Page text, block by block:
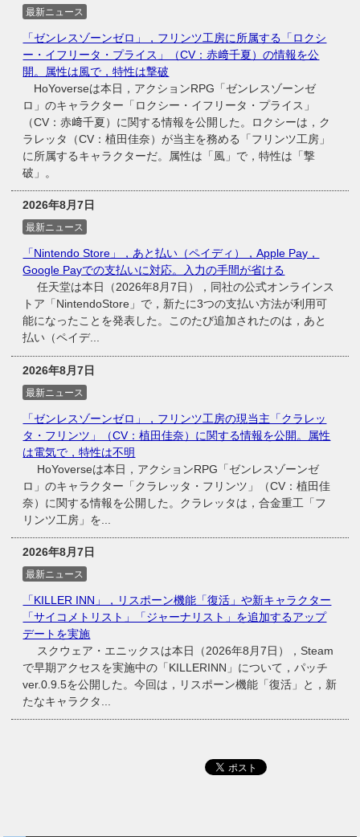
最新ニュース
「ゼンレスゾーンゼロ」，フリンツ工房に所属する「ロクシ
ー・イフリータ・プライス」（CV：赤﨑千夏）の情報を公
開。属性は風で，特性は撃破
HoYoverseは本日，アクションRPG「ゼンレスゾーンゼ
ロ」のキャラクター「ロクシー・イフリータ・プライス」
（CV：赤﨑千夏）に関する情報を公開した。ロクシーは，ク
ラレッタ（CV：植田佳奈）が当主を務める「フリンツ工房」
に所属するキャラクターだ。属性は「風」で，特性は「撃
破」。
2026年8月7日
最新ニュース
「Nintendo Store」，あと払い（ペイディ），Apple Pay，
Google Payでの支払いに対応。入力の手間が省ける
任天堂は本日（2026年8月7日），同社の公式オンラインス
トア「NintendoStore」で，新たに3つの支払い方法が利用可
能になったことを発表した。このたび追加されたのは，あと
払い（ペイデ...
2026年8月7日
最新ニュース
「ゼンレスゾーンゼロ」，フリンツ工房の現当主「クラレッ
タ・フリンツ」（CV：植田佳奈）に関する情報を公開。属性
は電気で，特性は不明
HoYoverseは本日，アクションRPG「ゼンレスゾーンゼ
ロ」のキャラクター「クラレッタ・フリンツ」（CV：植田佳
奈）に関する情報を公開した。クラレッタは，合金重工「フ
リンツ工房」を...
2026年8月7日
最新ニュース
「KILLER INN」，リスポーン機能「復活」や新キャラクター
「サイコメトリスト」「ジャーナリスト」を追加するアップ
デートを実施
スクウェア・エニックスは本日（2026年8月7日），Steam
で早期アクセスを実施中の「KILLERINN」について，パッチ
ver.0.9.5を公開した。今回は，リスポーン機能「復活」と，新
たなキャラクタ...